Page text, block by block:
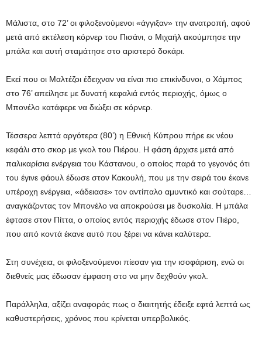
Μάλιστα, στο 72’ οι φιλοξενούμενοι «άγγιξαν» την ανατροπή, αφού
μετά από εκτέλεση κόρνερ του Πισάνι, ο Μιχαήλ ακούμπησε την
μπάλα και αυτή σταμάτησε στο αριστερό δοκάρι.
Εκεί που οι Μαλτέζοι έδειχναν να είναι πιο επικίνδυνοι, ο Χάμπος
στο 76’ απείλησε με δυνατή κεφαλιά εντός περιοχής, όμως ο
Μπονέλο κατάφερε να διώξει σε κόρνερ.
Τέσσερα λεπτά αργότερα (80’) η Εθνική Κύπρου πήρε εκ νέου
κεφάλι στο σκορ με γκολ του Πιέρου. Η φάση άρχισε μετά από
παλικαρίσια ενέργεια του Κάστανου, ο οποίος παρά το γεγονός ότι
του έγινε φάουλ έδωσε στον Κακουλή, που με την σειρά του έκανε
υπέροχη ενέργεια, «άδειασε» τον αντίπαλο αμυντικό και σούταρε…
αναγκάζοντας τον Μπονέλο να αποκρούσει με δυσκολία. Η μπάλα
έφτασε στον Πίττα, ο οποίος εντός περιοχής έδωσε στον Πιέρο,
που από κοντά έκανε αυτό που ξέρει να κάνει καλύτερα.
Στη συνέχεια, οι φιλοξενούμενοι πίεσαν για την ισοφάριση, ενώ οι
διεθνείς μας έδωσαν έμφαση στο να μην δεχθούν γκολ.
Παράλληλα, αξίζει αναφοράς πως ο διαιτητής έδειξε εφτά λεπτά ως
καθυστερήσεις, χρόνος που κρίνεται υπερβολικός.